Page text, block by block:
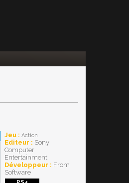
Jeu : Action
Editeur : Sony
Computer
Entertainment
Développeur : From
Software